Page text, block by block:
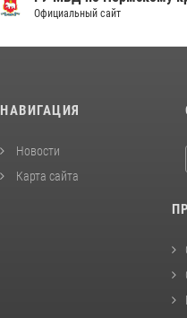
Официальный сайт
НАВИГАЦИЯ
Новости
Карта сайта